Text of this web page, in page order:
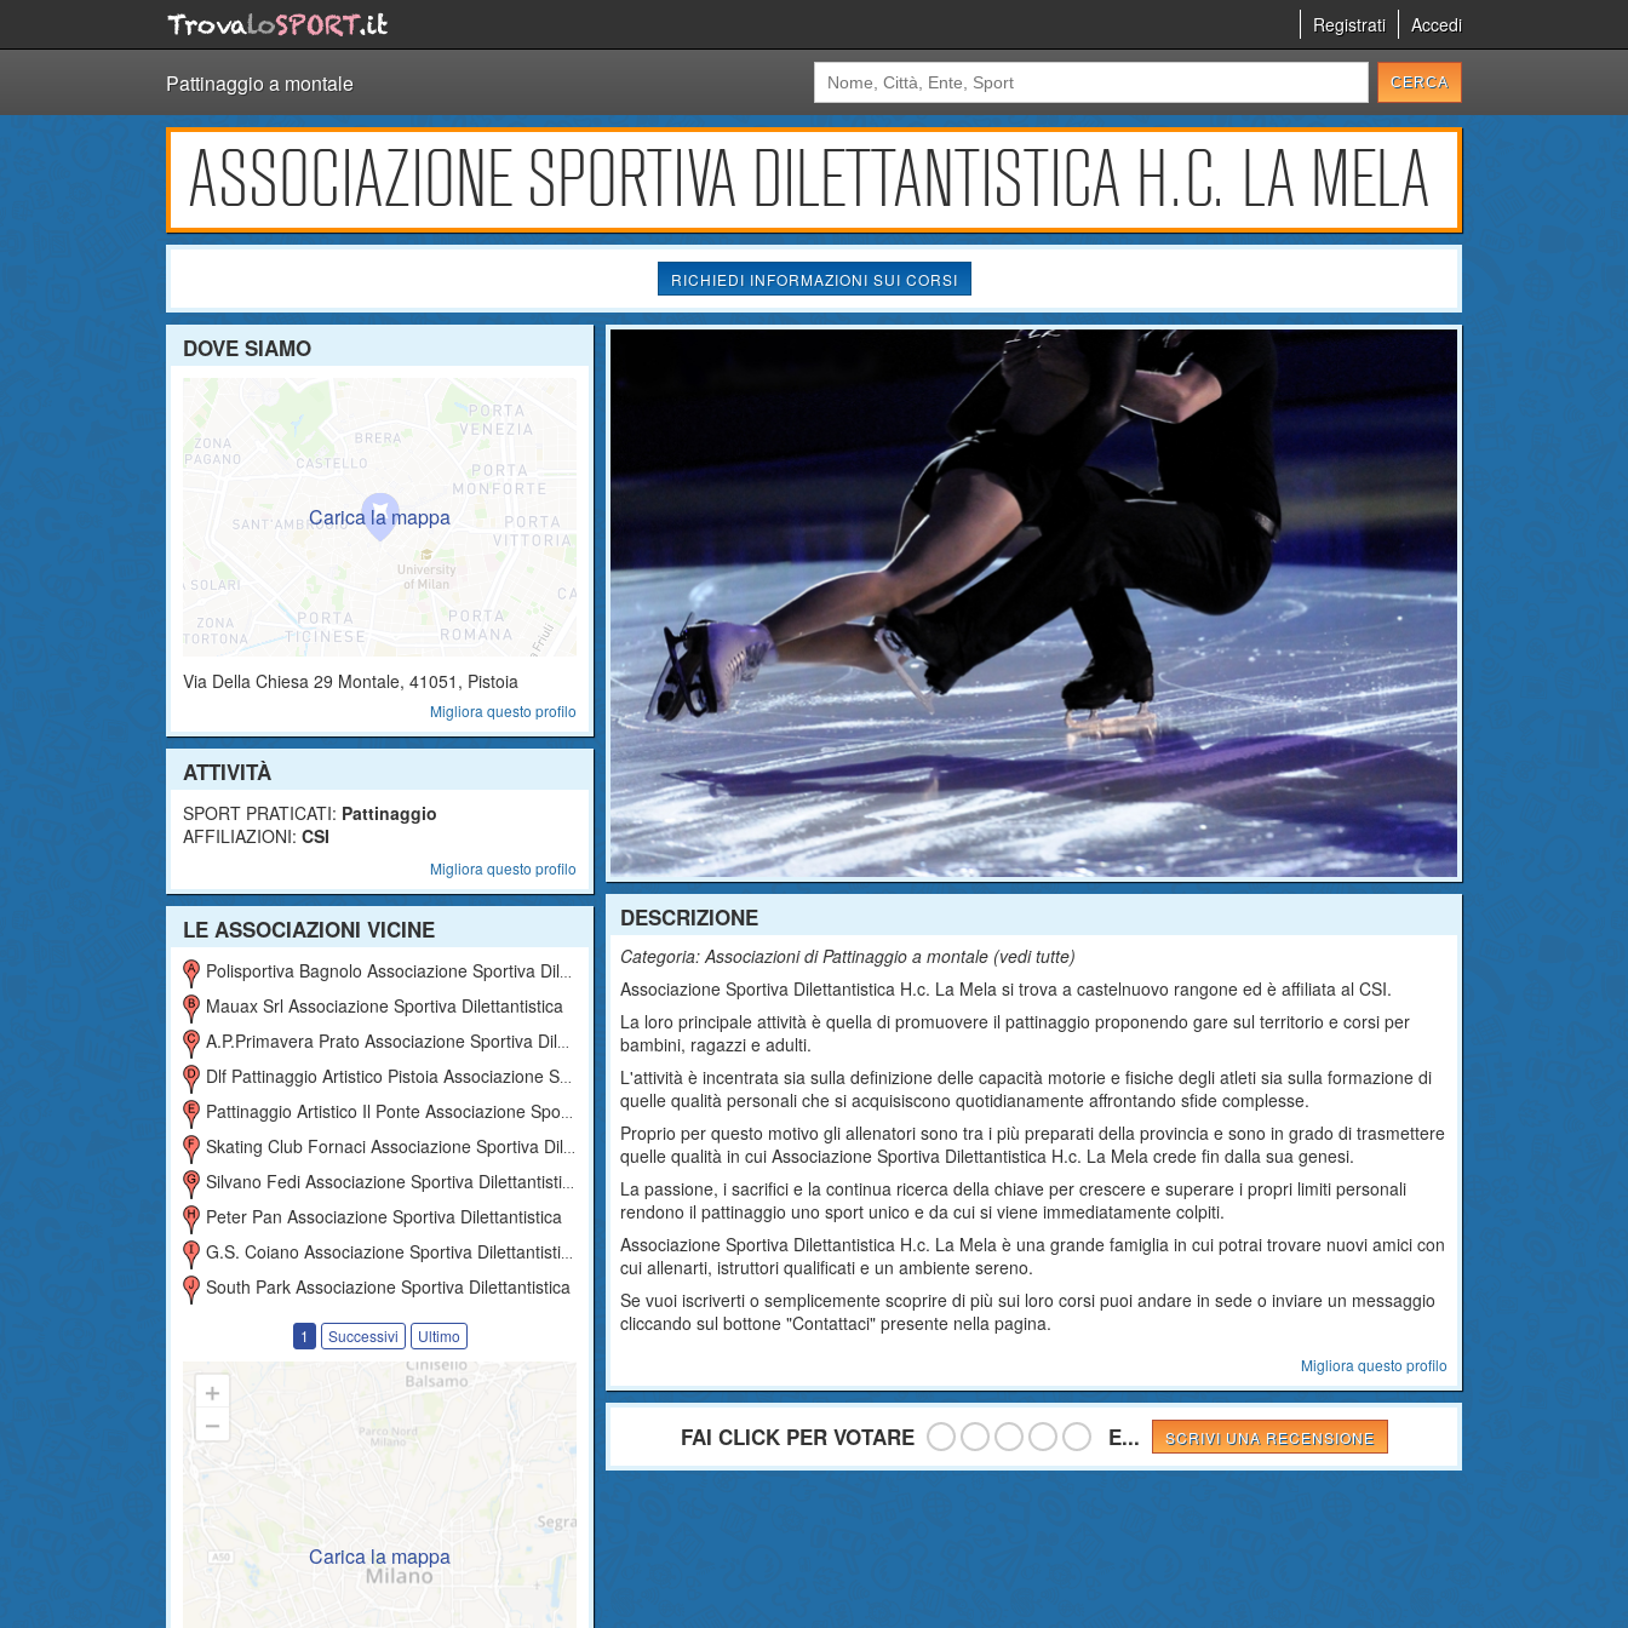
Registrati Accedi
Pattinaggio a montale
ASSOCIAZIONE SPORTIVA DILETTANTISTICA H.C. LA MELA
RICHIEDI INFORMAZIONI SUI CORSI
DOVE SIAMO
Via Della Chiesa 29 Montale, 41051 , Pistoia
Migliora questo profilo
ATTIVITÀ
SPORT PRATICATI: Pattinaggio
AFFILIAZIONI: CSI
Migliora questo profilo
LE ASSOCIAZIONI VICINE
Polisportiva Bagnolo Associazione Sportiva Dilettantistica
Mauax Srl Associazione Sportiva Dilettantistica
A.p.primavera Prato Associazione Sportiva Dilettantistica
Dlf Pattinaggio Artistico Pistoia Associazione Sportiva Dilettantistica
Pattinaggio Artistico Il Ponte Associazione Sportiva Dilettantistica
Skating Club Fornaci Associazione Sportiva Dilettantistica
Silvano Fedi Associazione Sportiva Dilettantistica
Peter Pan Associazione Sportiva Dilettantistica
G.s. Coiano Associazione Sportiva Dilettantistica
South Park Associazione Sportiva Dilettantistica
1 Successivi Ultimo
Carica la mappa
DESCRIZIONE
Categoria: Associazioni di Pattinaggio a montale (vedi tutte)
Associazione Sportiva Dilettantistica H.c. La Mela si trova a castelnuovo rangone ed è affiliata al CSI.
La loro principale attività è quella di promuovere il pattinaggio proponendo gare sul territorio e corsi per
bambini, ragazzi e adulti.
L'attività è incentrata sia sulla definizione delle capacità motorie e fisiche degli atleti sia sulla formazione di
quelle qualità personali che si acquisiscono quotidianamente affrontando sfide complesse.
Proprio per questo motivo gli allenatori sono tra i più preparati della provincia e sono in grado di trasmettere
quelle qualità in cui Associazione Sportiva Dilettantistica H.c. La Mela crede fin dalla sua genesi.
La passione, i sacrifici e la continua ricerca della chiave per crescere e superare i propri limiti personali
rendono il pattinaggio uno sport unico e da cui si viene immediatamente colpiti.
Associazione Sportiva Dilettantistica H.c. La Mela è una grande famiglia in cui potrai trovare nuovi amici con
cui allenarti, istruttori qualificati e un ambiente sereno.
Se vuoi iscriverti o semplicemente scoprire di più sui loro corsi puoi andare in sede o inviare un messaggio
cliccando sul bottone "Contattaci" presente nella pagina.
Migliora questo profilo
FAI CLICK PER VOTARE E... SCRIVI UNA RECENSIONE